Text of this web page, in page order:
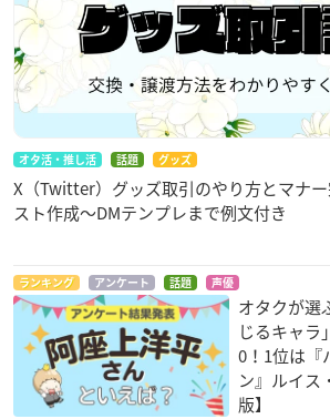
オタ活・推し活 話題 グッズ
X（Twitter）グッズ取引のやり方とマナ
スト作成〜DMテンプレまで例文付き
ランキング アンケート 話題 声優
オタクが選
じるキャラ
0！1位は『
ン』ルイス
版】